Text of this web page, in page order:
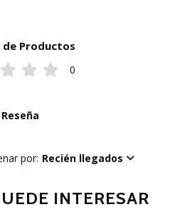
de Productos
0
Reseña
por: Recién llegados
INTERESAR